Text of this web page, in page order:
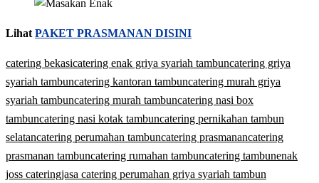
Lihat PAKET PRASMANAN DISINI
catering bekasicatering enak griya syariah tambuncatering griya
syariah tambuncatering kantoran tambuncatering murah griya
syariah tambuncatering murah tambuncatering nasi box
tambuncatering nasi kotak tambuncatering pernikahan tambun
selatancatering perumahan tambuncatering prasmanancatering
prasmanan tambuncatering rumahan tambuncatering tambunenak
joss cateringjasa catering perumahan griya syariah tambun